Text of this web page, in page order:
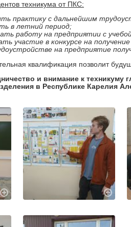
техникума от ПКС:
практику с дальнейшим
в летний период;
работу на предприятии с
участие в конкурсе на
на предприятие
квалификация позволит
и внимание к
в Республике Карелия